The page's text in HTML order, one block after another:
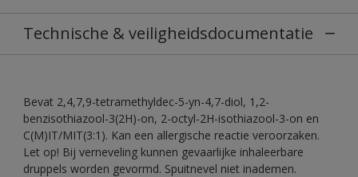
Technische & veiligheidsdocumentatie
Bevat 2,4,7,9-tetramethyldec-5-yn-4,7-diol, 1,2-
benzisothiazool-3(2H)-on, 2-octyl-2H-isothiazool-3-on en
C(M)IT/MIT(3:1). Kan een allergische reactie veroorzaken.
Let op! Bij verneveling kunnen gevaarlijke inhaleerbare
druppels worden gevormd. Spuitnevel niet inademen.